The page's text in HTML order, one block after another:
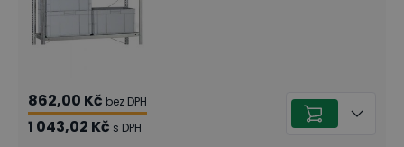
862,00 Kč bez DPH
1 043,02 Kč s DPH